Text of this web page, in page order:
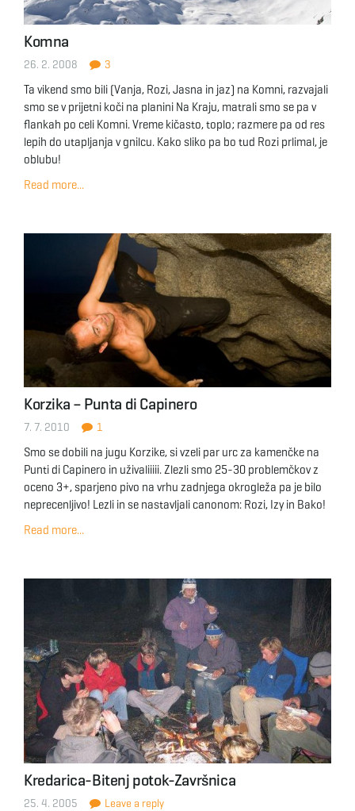
i
n
Komna
26. 2. 2008 3
Ta vikend smo bili (Vanja, Rozi, Jasna in jaz) na Komni, razvajali
smo se v prijetni koči na planini Na Kraju, matrali smo se pa v
flankah po celi Komni. Vreme kičasto, toplo; razmere pa od res
lepih do utapljanja v gnilcu. Kako sliko pa bo tud Rozi prlimal, je
oblubu!
Read more...
Korzika – Punta di Capinero
7. 7. 2010 1
Smo se dobili na jugu Korzike, si vzeli par urc za kamenčke na
Punti di Capinero in uživaliiiii. Zlezli smo 25-30 problemčkov z
oceno 3+, sparjeno pivo na vrhu zadnjega okrogleža pa je bilo
neprecenljivo! Lezli in se nastavljali canonom: Rozi, Izy in Bako!
Read more...
Kredarica-Bitenj potok-Završnica
25. 4. 2005 Leave a reply